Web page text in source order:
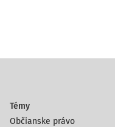
Témy
Občianske právo